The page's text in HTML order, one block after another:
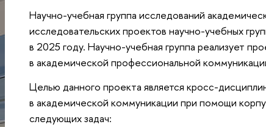
Научно-учебная группа исследований
исследовательских проектов научно-учебных
в 2025 году. Научно-учебная группа реализует
в академической профессиональной
Целью данного проекта является кросс-
в академической коммуникации при помощи
следующих задач: